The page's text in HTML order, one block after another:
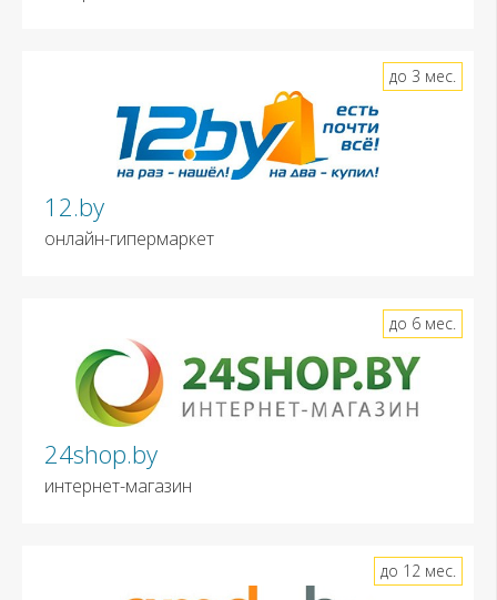
12.by
онлайн-гипермаркет
до 3 мес.
24shop.by
интернет-магазин
до 6 мес.
до 12 мес.